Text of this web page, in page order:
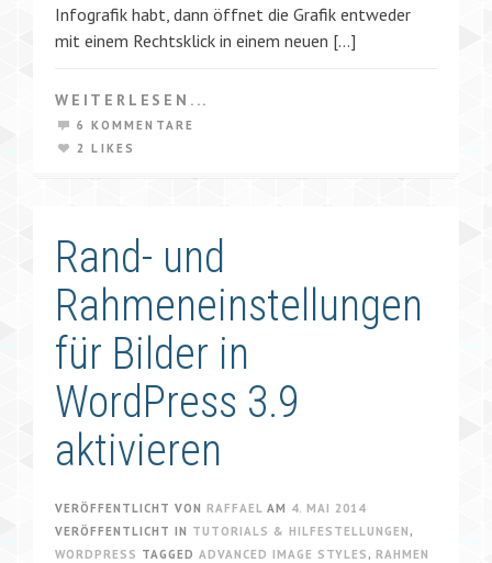
Infografik habt, dann öffnet die Grafik entweder
mit einem Rechtsklick in einem neuen […]
WEITERLESEN...
6 KOMMENTARE
2 LIKES
Rand- und
Rahmeneinstellungen
für Bilder in
WordPress 3.9
aktivieren
VERÖFFENTLICHT VON RAFFAEL AM 4. MAI 2014
VERÖFFENTLICHT IN TUTORIALS & HILFESTELLUNGEN ,
WORDPRESS TAGGED ADVANCED IMAGE STYLES , RAHMEN